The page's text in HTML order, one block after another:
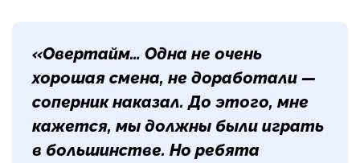
«Овертайм… Одна не очень
хорошая смена, не доработали —
соперник наказал. До этого, мне
кажется, мы должны были играть
в большинстве. Но ребята